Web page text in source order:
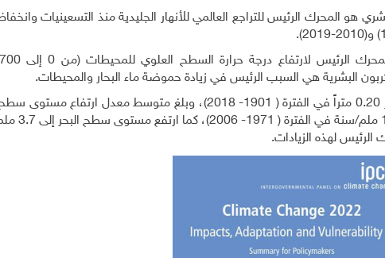
هو المحرك الرئيس للتراجع العالمي للأنهار الجليدية منذ التسعينيات
البشرية هي السبب الرئيس في زيادة حموضة ماء البحار والمحيطات.
ملم/سنة في الفترة (